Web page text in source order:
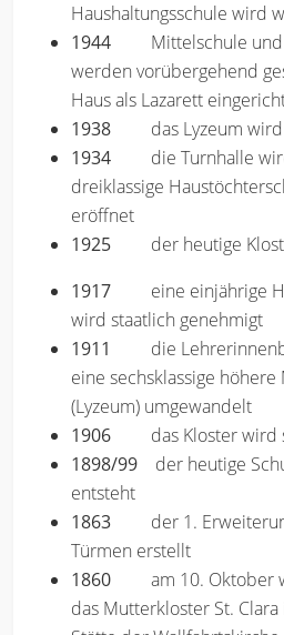
Haushaltungsschule wird
1944 Mittelschule
werden vorübergehend
Haus als Lazarett
1938 das Lyzeum
1934 die Turnhalle
dreiklassige
eröffnet
1925 der heutige
1917 eine einjährige
wird staatlich genehmigt
1911 die
eine sechsklassige
(Lyzeum) umgewandelt
1906 das Kloster wird
1898/99 der heutige
entsteht
1863 der 1.
Türmen erstellt
1860
am 10. Oktober
das Mutterkloster St.